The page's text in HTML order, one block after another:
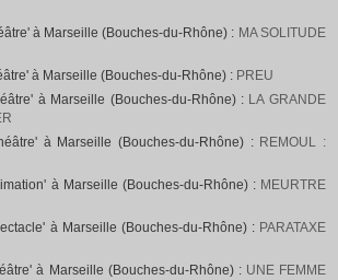
à Marseille (Bouches-du-Rhône) : MA SOLITUDE
à Marseille (Bouches-du-Rhône) : PREU
à Marseille (Bouches-du-Rhône) : LA GRANDE
à Marseille (Bouches-du-Rhône) : REMOUL :
à Marseille (Bouches-du-Rhône) : MEURTRE
à Marseille (Bouches-du-Rhône) : PARATAXE
à Marseille (Bouches-du-Rhône) : UNE FEMME